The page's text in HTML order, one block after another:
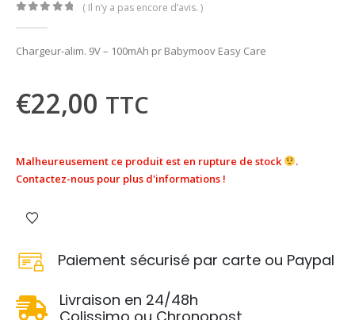
( Il n’y a pas encore d’avis. )
Chargeur-alim. 9V – 100mAh pr Babymoov Easy Care
€22,00 TTC
Malheureusement ce produit est en rupture de stock
.
Contactez-nous pour plus d'informations !
Paiement sécurisé par carte ou Paypal
Livraison en 24/48h